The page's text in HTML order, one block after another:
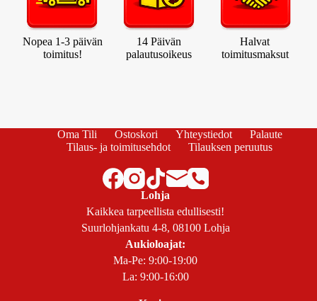
Nopea 1-3 päivän
toimitus!
14 Päivän
palautusoikeus
Halvat
toimitusmaksut
Oma Tili Ostoskori Yhteystiedot
Palaute
Tilaus- ja toimitusehdot
Tilauksen peruutus
Lohja
Kaikkea tarpeellista edullisesti!
Suurlohjankatu 4-8, 08100 Lohja
Aukioloajat:
Ma-Pe: 9:00-19:00
La: 9:00-16:00